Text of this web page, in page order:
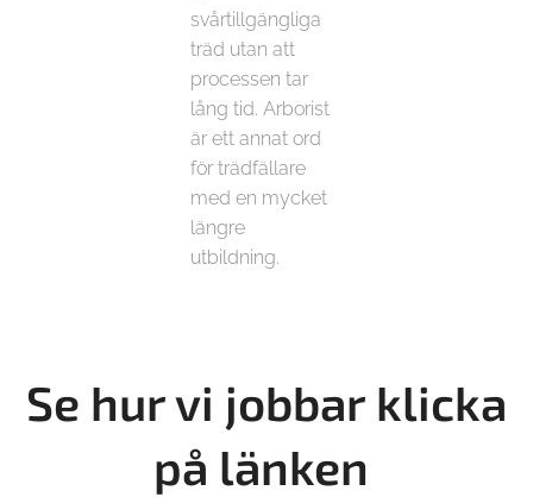
svårtillgängliga
träd utan att
processen tar
lång tid. Arborist
är ett annat ord
för trädfällare
med en mycket
längre
utbildning.
Se hur vi jobbar klicka
på länken